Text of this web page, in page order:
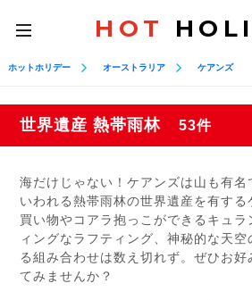
toggle
navigation
HOT
ホットホリデー オーストラリア ケアンズ
世界遺産 熱帯雨林 53件
海だけじゃない！ケアンズは山も有名
いわれる熱帯雨林の世界遺産を有する
買い物やコアラ抱っこができるキュラ
ィングなラフティング、神秘的な天
る組み合わせは数え切れず。ぜひお好
てみませんか？